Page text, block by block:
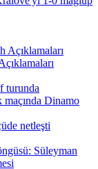
netleşti